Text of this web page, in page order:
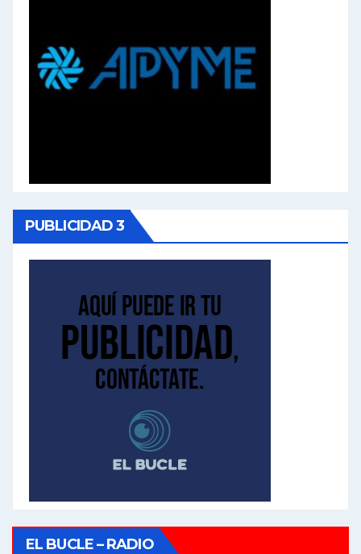
PUBLICIDAD 3
EL BUCLE – RADIO